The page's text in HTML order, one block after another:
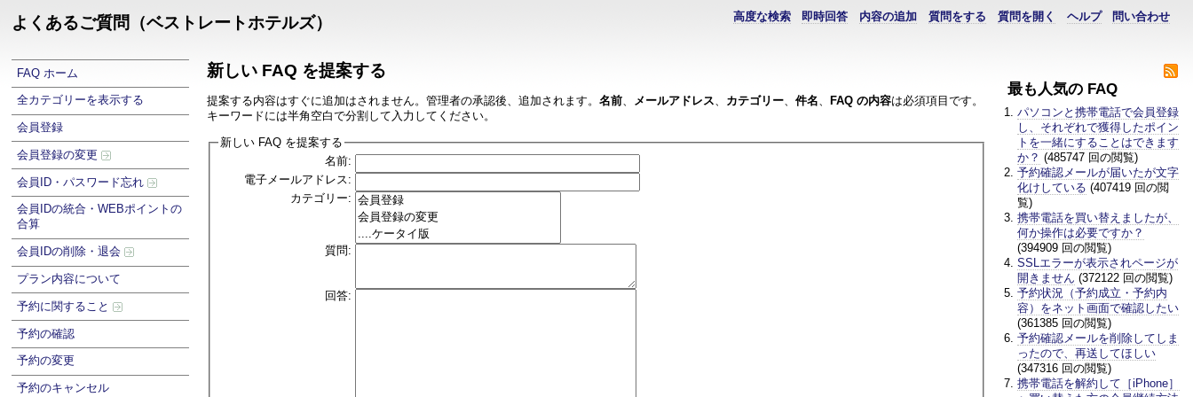
よくあるご質問（ベストレートホテルズ） 問い合わせ
ヘルプ
質問を開く
質問をする
内容の追加
即時回答
高度な検索
FAQ ホーム
全カテゴリーを表示する
会員登録
会員登録の変更
会員ID・パスワード忘れ
会員IDの統合・WEBポイントの
合算
会員IDの削除・退会
プラン内容について
予約に関すること
予約の確認
予約の変更
予約のキャンセル
最も人気の FAQ
パソコンと携帯電話で会員登録
し、それぞれで獲得したポイン
トを一緒にすることはできます
か？ (485747 回の閲覧)
予約確認メールが届いたが文字
化けしている (407419 回の閲
覧)
携帯電話を買い替えましたが、
何か操作は必要ですか？
(394909 回の閲覧)
SSLエラーが表示されページが
開きません (372122 回の閲覧)
予約状況（予約成立・予約内
容）をネット画面で確認したい
(361385 回の閲覧)
予約確認メールを削除してしま
ったので、再送してほしい
(347316 回の閲覧)
携帯電話を解約して［iPhone］
新しい FAQ を提案する
提案する内容はすぐに追加はされません。管理者の承認後、追加されます。 名前、 メールアドレス カテゴリー、 件名 FAQ の内容は必須項目です。
キーワードには半角空白で分割して入力してください。
新しい FAQ を提案する
名前:
電子メールアドレス:
カテゴリー:
質問:
回答: